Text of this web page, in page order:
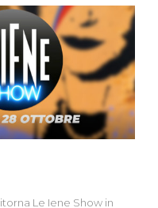
Le Iene Show in